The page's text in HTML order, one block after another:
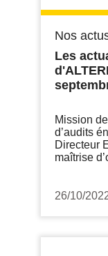
Nos
Les
Mission
d’audits
Directeur
maîtrise
26/10/